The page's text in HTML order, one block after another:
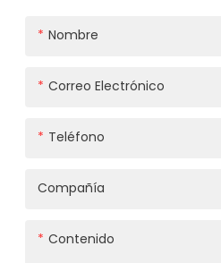
Nombre
Correo Electrónico
Teléfono
Compañía
Contenido